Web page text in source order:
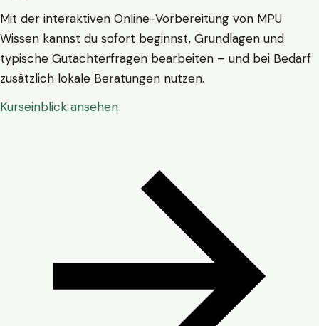
Mit der interaktiven Online-Vorbereitung von MPU
Wissen kannst du sofort beginnst, Grundlagen und
typische Gutachterfragen bearbeiten – und bei Bedarf
zusätzlich lokale Beratungen nutzen.
Kurseinblick ansehen